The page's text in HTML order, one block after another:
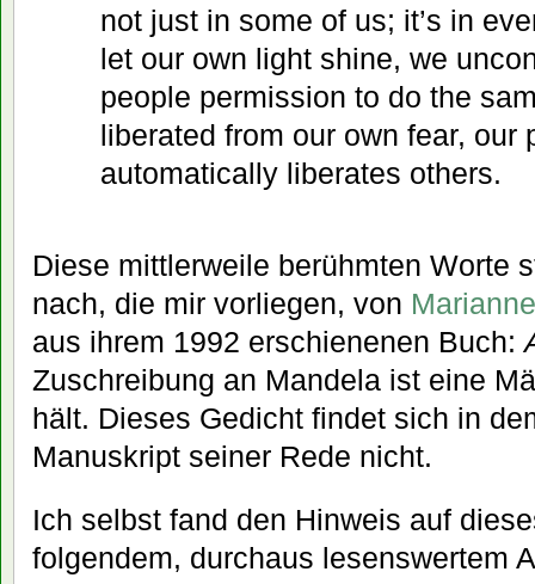
not just in some of us; it’s in
let our own light shine, we
people permission to do the
liberated from our own fear, our
automatically liberates others.
Diese mittlerweile berühmten Worte
nach, die mir vorliegen, von
aus ihrem 1992 erschienenen Buch:
Zuschreibung an Mandela ist eine
hält. Dieses Gedicht findet sich in
Manuskript seiner Rede nicht.
Ich selbst fand den Hinweis auf
folgendem, durchaus lesenswertem